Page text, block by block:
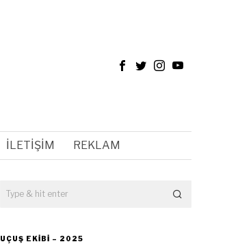
İLETIŞIM REKLAM
UÇUŞ EKIBI – 2025